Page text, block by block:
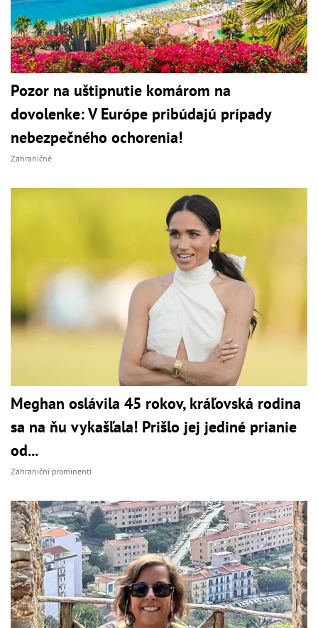
Pozor na uštipnutie komárom na
dovolenke: V Európe pribúdajú prípady
nebezpečného ochorenia!
Zahraničné
Meghan oslávila 45 rokov, kráľovská rodina
sa na ňu vykašľala! Prišlo jej jediné prianie
od...
Zahraniční prominenti